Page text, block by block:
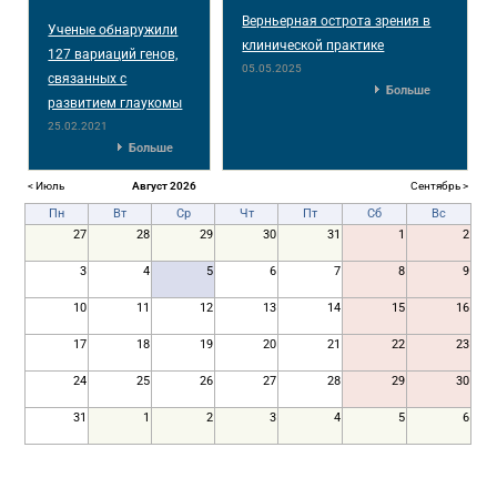
Ученые обнаружили
127 вариаций генов,
связанных с
развитием глаукомы
25.02.2021
Больше
Верньерная острота зрения в
клинической практике
05.05.2025
Больше
< Июль Август 2026 Сентябрь >
Пн Вт Ср Чт Пт Сб
Вс
27
28 29 30 31 1 2
3 4 5 6 7 8 9
10 11 12 13 14 15 16
17 18 19 20 21 22 23
24 25 26 27 28 29 30
31 1 2 3 4 5 6